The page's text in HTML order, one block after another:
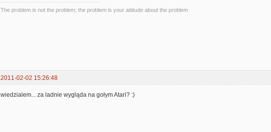
The problem is not the problem; the problem is your attitude about the problem
2011-02-02 15:26:48
wiedzialem... za ladnie wygląda na gołym Atari? :)